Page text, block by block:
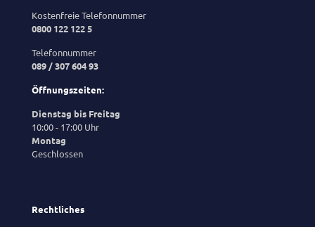
Kostenfreie Telefonnummer
0800 122 122 5
Telefonnummer
089 / 307 604 93
Öffnungszeiten:
Dienstag bis Freitag
10:00 - 17:00 Uhr
Montag
Geschlossen
Rechtliches